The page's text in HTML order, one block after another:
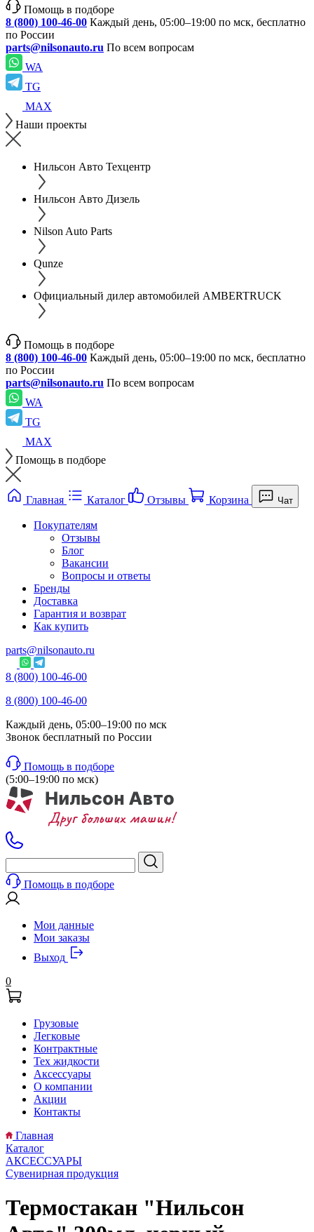
Помощь в подборе
8 (800) 100-46-00 Каждый день, 05:00–19:00 по мск, бесплатно
по России
parts@nilsonauto.ru По всем вопросам
WA
TG
MAX
Наши проекты
Нильсон Авто Техцентр
Нильсон Авто Дизель
Nilson Auto Parts
Qunze
Официальный дилер автомобилей AMBERTRUCK
Помощь в подборе
8 (800) 100-46-00 Каждый день, 05:00–19:00 по мск, бесплатно
по России
parts@nilsonauto.ru По всем вопросам
WA
TG
MAX
Помощь в подборе
Главная Каталог Отзывы Корзина Чат
Покупателям
Отзывы
Блог
Вакансии
Вопросы и ответы
Бренды
Доставка
Гарантия и возврат
Как купить
parts@nilsonauto.ru
8 (800) 100-46-00
8 (800) 100-46-00
Каждый день, 05:00–19:00 по мск
Звонок бесплатный по России
Помощь в подборе
(5:00–19:00 по мск)
Помощь в подборе
Мои данные
Мои заказы
Выход
0
Грузовые
Легковые
Контрактные
Тех жидкости
Аксессуары
О компании
Акции
Контакты
Главная
Каталог
АКСЕССУАРЫ
Сувенирная продукция
Термостакан "Нильсон